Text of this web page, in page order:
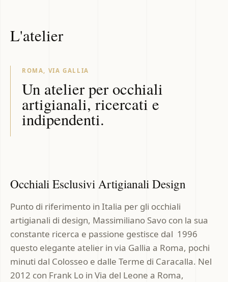
L'atelier
ROMA, VIA GALLIA
Un atelier per occhiali
artigianali, ricercati e
indipendenti.
Occhiali Esclusivi Artigianali Design
Punto di riferimento in Italia per gli occhiali
artigianali di design, Massimiliano Savo con la sua
constante ricerca e passione gestisce dal 1996
questo elegante atelier in via Gallia a Roma, pochi
minuti dal Colosseo e dalle Terme di Caracalla. Nel
2012 con Frank Lo in Via del Leone a Roma,